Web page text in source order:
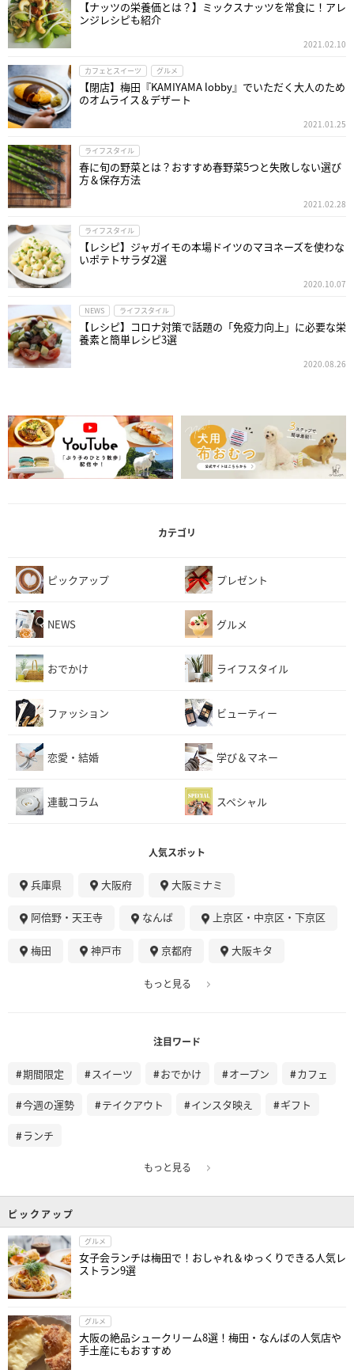
【ナッツの栄養価とは？】ミックスナッツを常食に！アレ
ンジレシピも紹介
2021.02.10
カフェとスイーツ グルメ
【閉店】梅田『KAMIYAMA lobby』でいただく大人のため
のオムライス＆デザート
2021.01.25
ライフスタイル
春に旬の野菜とは？おすすめ春野菜5つと失敗しない選び
方＆保存方法
2021.02.28
ライフスタイル
【レシピ】ジャガイモの本場ドイツのマヨネーズを使わな
いポテトサラダ2選
2020.10.07
NEWS ライフスタイル
【レシピ】コロナ対策で話題の「免疫力向上」に必要な栄
養素と簡単レシピ3選
2020.08.26
カテゴリ
ピックアップ プレゼント
NEWS グルメ
おでかけ ライフスタイル
ファッション ビューティー
恋愛・結婚 学び＆マネー
連載コラム スペシャル
人気スポット
兵庫県 大阪府 大阪ミナミ
阿倍野・天王寺 なんば 上京区・中京区・下京区
梅田 神戸市 京都府 大阪キタ
もっと見る
注目ワード
期間限定 スイーツ おでかけ オープン カフェ
今週の運勢 テイクアウト インスタ映え ギフト
ランチ
もっと見る
ピックアップ
グルメ
女子会ランチは梅田で！おしゃれ＆ゆっくりできる人気レ
ストラン9選
グルメ
大阪の絶品シュークリーム8選！梅田・なんばの人気店や
手土産にもおすすめ